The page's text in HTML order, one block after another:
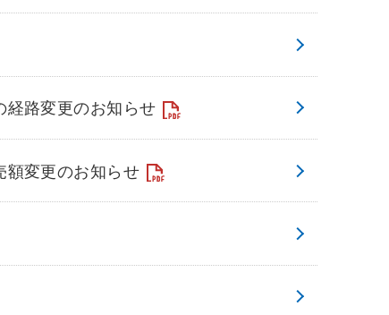
経路変更のお知らせ
額変更のお知らせ